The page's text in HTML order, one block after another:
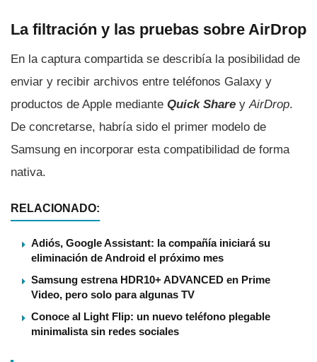
La filtración y las pruebas sobre AirDrop
En la captura compartida se describía la posibilidad de
enviar y recibir archivos entre teléfonos Galaxy y
productos de Apple mediante Quick Share yAirDrop.
De concretarse, habría sido el primer modelo de
Samsung en incorporar esta compatibilidad de forma
nativa.
RELACIONADO:
Adiós, Google Assistant: la compañía iniciará su
eliminación de Android el próximo mes
Samsung estrena HDR10+ ADVANCED en Prime
Video, pero solo para algunas TV
Conoce al Light Flip: un nuevo teléfono plegable
minimalista sin redes sociales